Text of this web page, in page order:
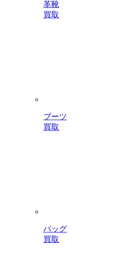
革靴
買取
ブーツ
買取
バッグ
買取